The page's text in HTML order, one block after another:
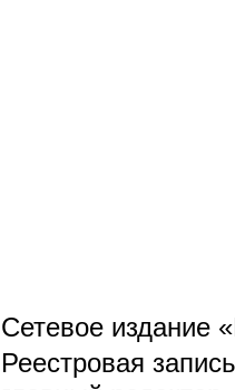
Сетевое издание
Реестровая